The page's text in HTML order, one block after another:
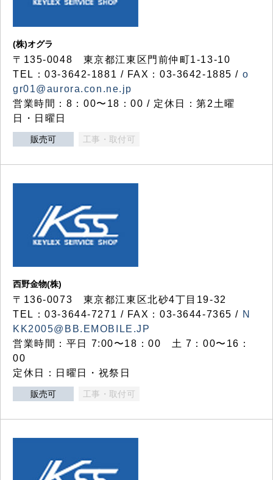
(株)オグラ
〒135-0048 東京都江東区門前仲町1-13-10
TEL：03-3642-1881 / FAX：03-3642-1885 / o
gr01@aurora.con.ne.jp
営業時間：8：00〜18：00 / 定休日：第2土曜
日・日曜日
販売可 工事・取付可
西野金物(株)
〒136-0073 東京都江東区北砂4丁目19-32
TEL：03‐3644‐7271 / FAX：03-3644-7365 / N
KK2005@BB.EMOBILE.JP
営業時間：平日 7:00〜18：00 土 7：00〜16：
00
定休日：日曜日・祝祭日
販売可 工事・取付可